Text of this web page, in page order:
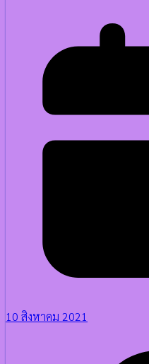
10 สิงหาคม 2021